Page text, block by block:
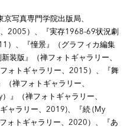
写真専門学院出版局、
2005）、『実存1968-69状況劇
）、『憧景』（グラフィカ編集
装版』（禅フォトギャラリー、
ォトギャラリー、2015）、『舞
禅フォトギャラリー、
』（禅フォトギャラリー、
ャラリー、2019)、『続 (My
ォトギャラリー、2020）、『あ